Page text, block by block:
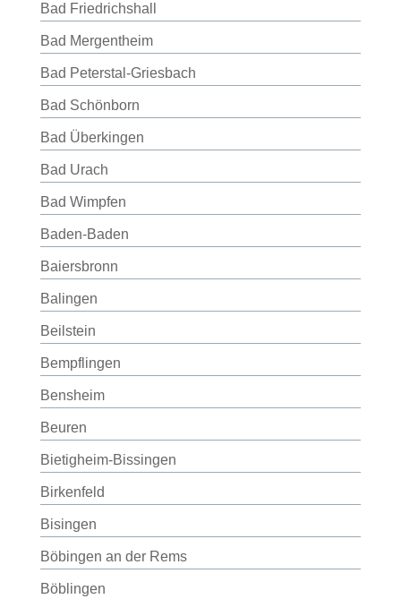
Bad Friedrichshall
Bad Mergentheim
Bad Peterstal-Griesbach
Bad Schönborn
Bad Überkingen
Bad Urach
Bad Wimpfen
Baden-Baden
Baiersbronn
Balingen
Beilstein
Bempflingen
Bensheim
Beuren
Bietigheim-Bissingen
Birkenfeld
Bisingen
Böbingen an der Rems
Böblingen